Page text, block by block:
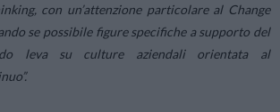
con un’attenzione particolare al Change
se possibile figure specifiche a supporto del
leva su culture aziendali orientata al